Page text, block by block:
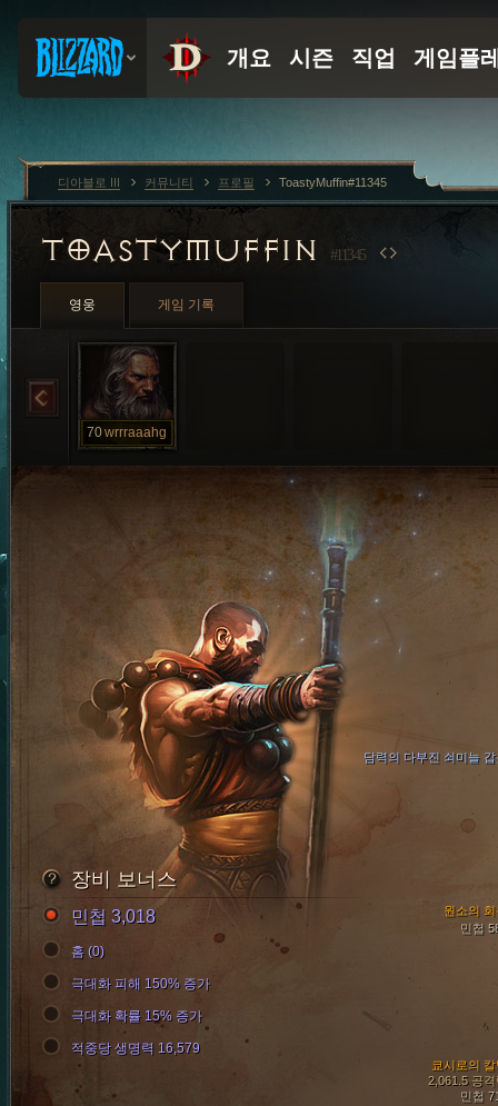
TOASTYMUFFIN #11345
영웅 게임 기록
70wrrraaahg
담력의 다부진 쇠미늘 갑
쿄시로의 칼
2,061.5 공격
민첩
원소의 회
민첩
장비 보너스
민첩 3,018
홈 (0)
극대화 피해 150% 증가
극대화 확률 15% 증가
적중당 생명력 16,579
디아블로 III 커뮤니티 프로필 ToastyMuffin#11345